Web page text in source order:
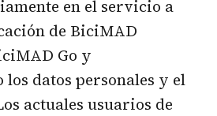
en el servicio a
de BiciMAD
Go y
datos personales y el
actuales usuarios de